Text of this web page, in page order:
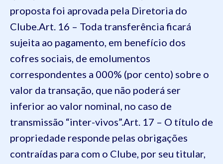
proposta foi aprovada pela Diretoria do
Clube.Art. 16 – Toda transferência ficará
sujeita ao pagamento, em benefício dos
cofres sociais, de emolumentos
correspondentes a 000% (por cento) sobre o
valor da transação, que não poderá ser
inferior ao valor nominal, no caso de
transmissão “inter-vivos”.Art. 17 – O título de
propriedade responde pelas obrigações
contraídas para com o Clube, por seu titular,